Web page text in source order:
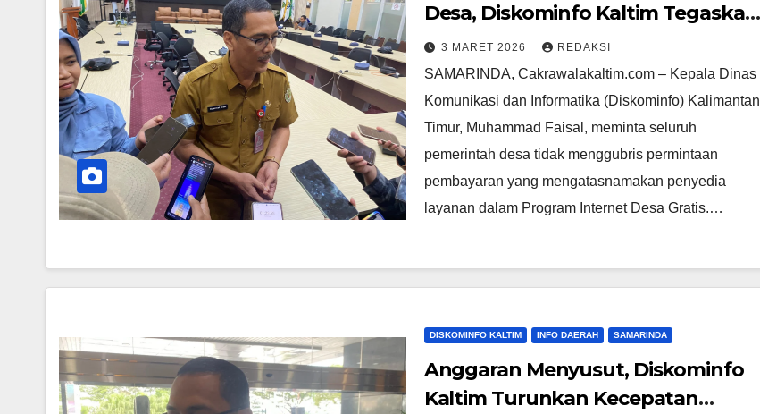
Desa, Diskominfo Kaltim Tegaskan
Program Gratis Tanpa Biaya
3 MARET 2026 REDAKSI
SAMARINDA, Cakrawalakaltim.com – Kepala Dinas
Komunikasi dan Informatika (Diskominfo) Kalimantan
Timur, Muhammad Faisal, meminta seluruh
pemerintah desa tidak menggubris permintaan
pembayaran yang mengatasnamakan penyedia
layanan dalam Program Internet Desa Gratis.…
DISKOMINFO KALTIM INFO DAERAH SAMARINDA
Anggaran Menyusut, Diskominfo
Kaltim Turunkan Kecepatan